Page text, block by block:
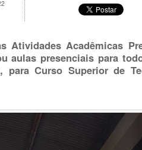
Atividades Acadêmicas
aulas presenciais para
Curso Superior de